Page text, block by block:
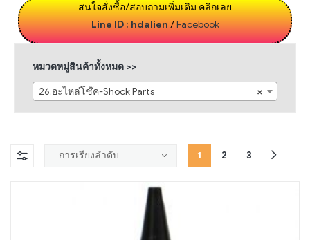
สนใจสั่งซื้อ/สอบถามเพิ่มเติม คลิกเลย
Line ID : hdalien/Facebook
หมวดหมู่สินค้าทั้งหมด >>
×
26.อะไหล่โช๊ค-Shock Parts
1 2 3